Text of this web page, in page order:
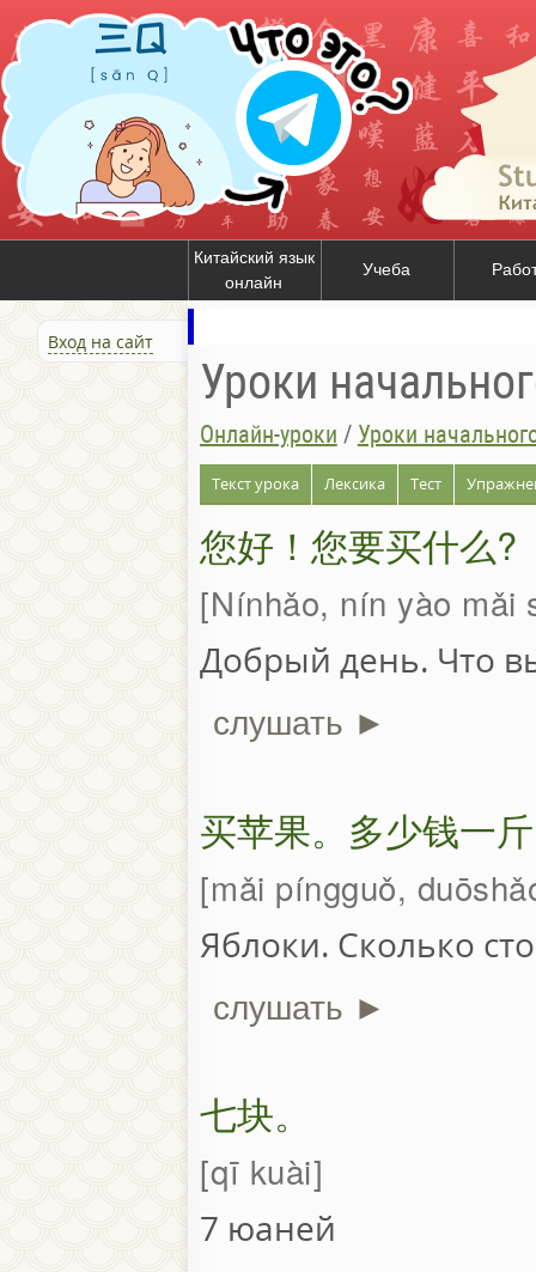
Китайский язык
онлайн
Учеба
Вход на сайт
Уроки
Онлайн-уроки / Уроки
Текст урока Лексика Тест
您好！您要买什么?
Nínhǎo, nín yào mǎi
Добрый день. Что
слушать ►
买苹果。多少钱一
mǎi píngguǒ,
Яблоки. Сколько
слушать ►
七块。
qī kuài
7 юаней